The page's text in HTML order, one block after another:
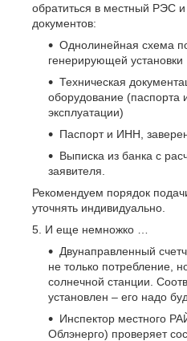
обратиться в местный РЭС
документов:
Однолинейная схема
генерирующей установки
Техническая
оборудование (паспорта
эксплуатации)
Паспорт и ИНН,
Выписка из банка с
заявителя.
Рекомендуем порядок
уточнять индивидуально.
И еще немножко …
Двунаправленный
не только потребление,
солнечной станции.
установлен – его надо
Инспектор местного
Облэнерго) проверяет